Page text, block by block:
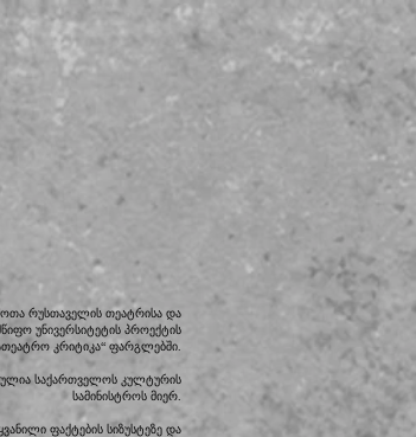
რუსთაველის თეატრისა და
უნივერსიტეტის პროექტის
კრიტიკა“ ფარგლებში.
საქართველოს კულტურის
სამინისტროს მიერ.
ფაქტების სიზუსტეზე და